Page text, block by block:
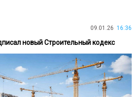
09.01.26 16:36
новый Строительный кодекс